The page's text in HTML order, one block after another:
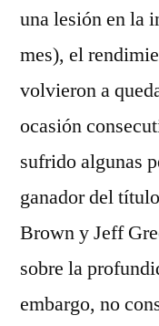
una lesión en la
mes), el
volvieron a
ocasión
sufrido algunas
ganador del
Brown y Jeff
sobre la
embargo, no